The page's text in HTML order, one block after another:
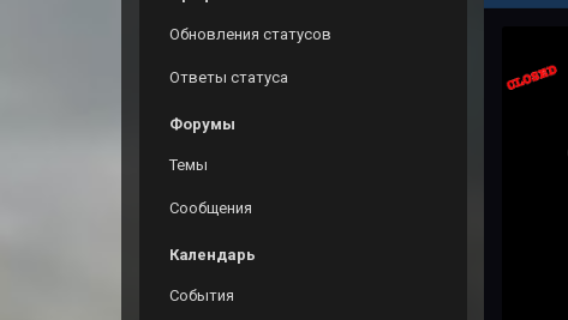
Обновления статусов
Ответы статуса
Форумы
Темы
Сообщения
Календарь
События